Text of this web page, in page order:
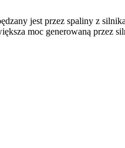
jest przez spaliny z
moc generowaną przez